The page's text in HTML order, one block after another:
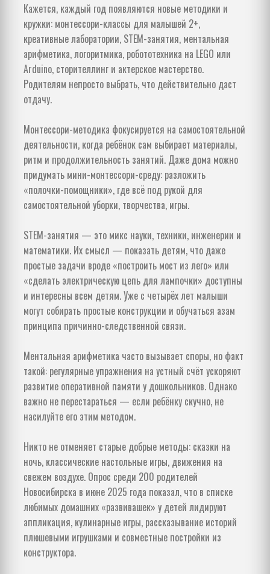
Кажется, каждый год появляются новые методики и
кружки: монтессори-классы для малышей 2+,
креативные лаборатории, STEM-занятия, ментальная
арифметика, логоритмика, робототехника на LEGO или
Arduino, сторителлинг и актерское мастерство.
Родителям непросто выбрать, что действительно даст
отдачу.
Монтессори-методика фокусируется на самостоятельной
деятельности, когда ребёнок сам выбирает материалы,
ритм и продолжительность занятий. Даже дома можно
придумать мини-монтессори-среду: разложить
«полочки-помощники», где всё под рукой для
самостоятельной уборки, творчества, игры.
STEM-занятия — это микс науки, техники, инженерии и
математики. Их смысл — показать детям, что даже
простые задачи вроде «построить мост из лего» или
«сделать электрическую цепь для лампочки» доступны
и интересны всем детям. Уже с четырёх лет малыши
могут собирать простые конструкции и обучаться азам
принципа причинно-следственной связи.
Ментальная арифметика часто вызывает споры, но факт
такой: регулярные упражнения на устный счёт ускоряют
развитие оперативной памяти у дошкольников. Однако
важно не перестараться — если ребёнку скучно, не
насилуйте его этим методом.
Никто не отменяет старые добрые методы: сказки на
ночь, классические настольные игры, движения на
свежем воздухе. Опрос среди 200 родителей
Новосибирска в июне 2025 года показал, что в списке
любимых домашних «развивашек» у детей лидируют
аппликация, кулинарные игры, рассказывание историй
плюшевыми игрушками и совместные постройки из
конструктора.